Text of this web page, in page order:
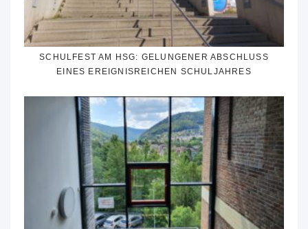
SCHULFEST AM HSG: GELUNGENER ABSCHLUSS
EINES EREIGNISREICHEN SCHULJAHRES